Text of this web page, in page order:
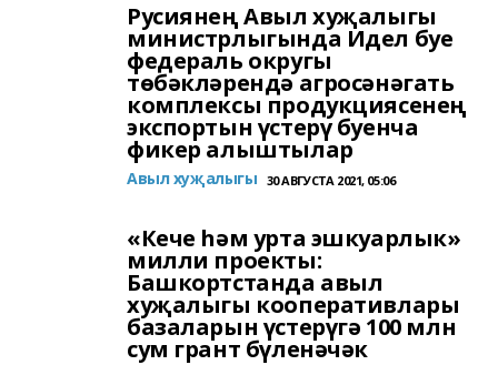
Русиянең Авыл хуҗалыгы
министрлыгында Идел буе
федераль округы
төбәкләрендә агросәнәгать
комплексы продукциясенең
экспортын үстерү буенча
фикер алыштылар
Авыл хуҗалыгы 30 АВГУСТА 2021, 05:06
«Кече һәм урта эшкуарлык»
милли проекты:
Башкортстанда авыл
хуҗалыгы кооперативлары
базаларын үстерүгә 100 млн
сум грант бүленәчәк